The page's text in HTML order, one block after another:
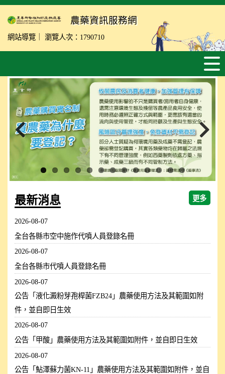
到
要
內
農藥資訊服務網
網站導覽 瀏覽人次：1790710
Previous Next
最新消息 更多
2026-08-07
全台各縣市空中施作代噴人員登錄名冊
2026-08-07
全台各縣市代噴人員登錄名冊
2026-08-07
公告「液化澱粉芽孢桿菌FZB24」農藥使用方法及其範圍如附
件，並自即日生效
2026-08-07
公告「甲酸」農藥使用方法及其範圍如附件，並自即日生效
2026-08-07
公告「鮎澤蘇力菌KN-11」農藥使用方法及其範圍如附件，並自